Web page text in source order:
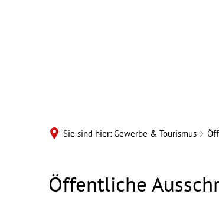
Sie sind hier: Gewerbe & Tourismus
Öffentliche
Öffentliche